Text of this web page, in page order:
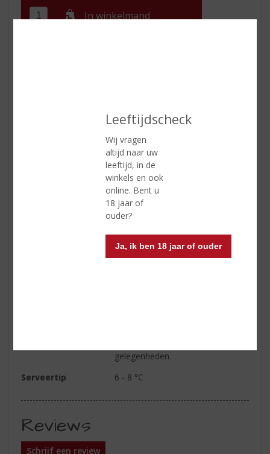
Leeftijdscheck
Wij vragen
altijd naar uw
leeftijd, in de
winkels en ook
online. Bent u
18 jaar of
ouder?
Ja, ik ben 18 jaar of ouder
In winkelmand
Champagne
Pinot Noir, Chardonnay, Pinot
Meunier
150 CL
12% vol
Champagne
Fris & Droog
gelegenheden.
Serveertip
6 - 8 °C
Reviews
Schrijf een review